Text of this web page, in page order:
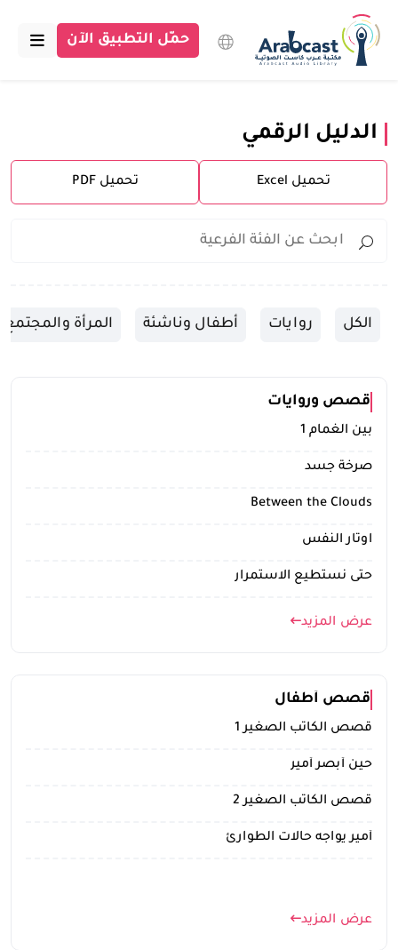
مكتبة عرب كاست
الاقسام
حمّل التطبيق الآن
الدليل الرقمي
تحميل Excel تحميل PDF
الكل روايات أطفال وناشئة المرأة والمجتمع
قصص وروايات
بين الغمام 1
صرخة جسد
Between the Clouds
اوتار النَّفْس
حتى نستطيع الاستمرار
عرض المزيد
قصص أطفال
قصص الكاتب الصغير 1
حين أبصر أمير
قصص الكاتب الصغير 2
أمير يواجه حالات الطوارئ
عرض المزيد